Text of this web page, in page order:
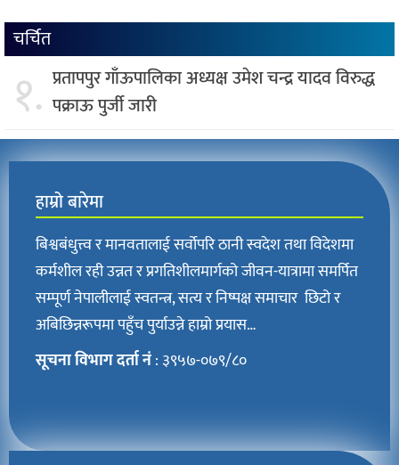
चर्चित
१. प्रतापपुर गाँऊपालिका अध्यक्ष उमेश चन्द्र यादव विरुद्ध
पक्राऊ पुर्जी जारी
हाम्रो बारेमा
बिश्वबंधुत्त्व र मानवतालाई सर्वोपरि ठानी स्वदेश तथा विदेशमा
कर्मशील रही उन्नत र प्रगतिशीलमार्गको जीवन-यात्रामा समर्पित
सम्पूर्ण नेपालीलाई स्वतन्त्र, सत्य र निष्पक्ष समाचार छिटो र
अबिछिन्नरूपमा पहुँच पुर्याउन्ने हाम्रो प्रयास…
सूचना विभाग दर्ता नं: ३९५७-०७९/८०